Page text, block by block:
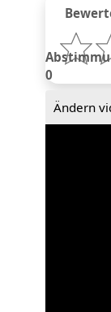
0
Ändern